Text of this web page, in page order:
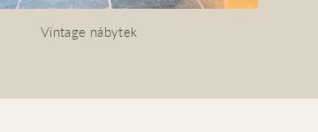
Vintage nábytek